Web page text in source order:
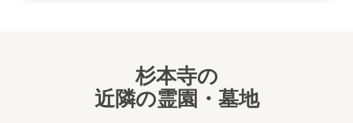
杉本寺の
近隣の霊園・墓地